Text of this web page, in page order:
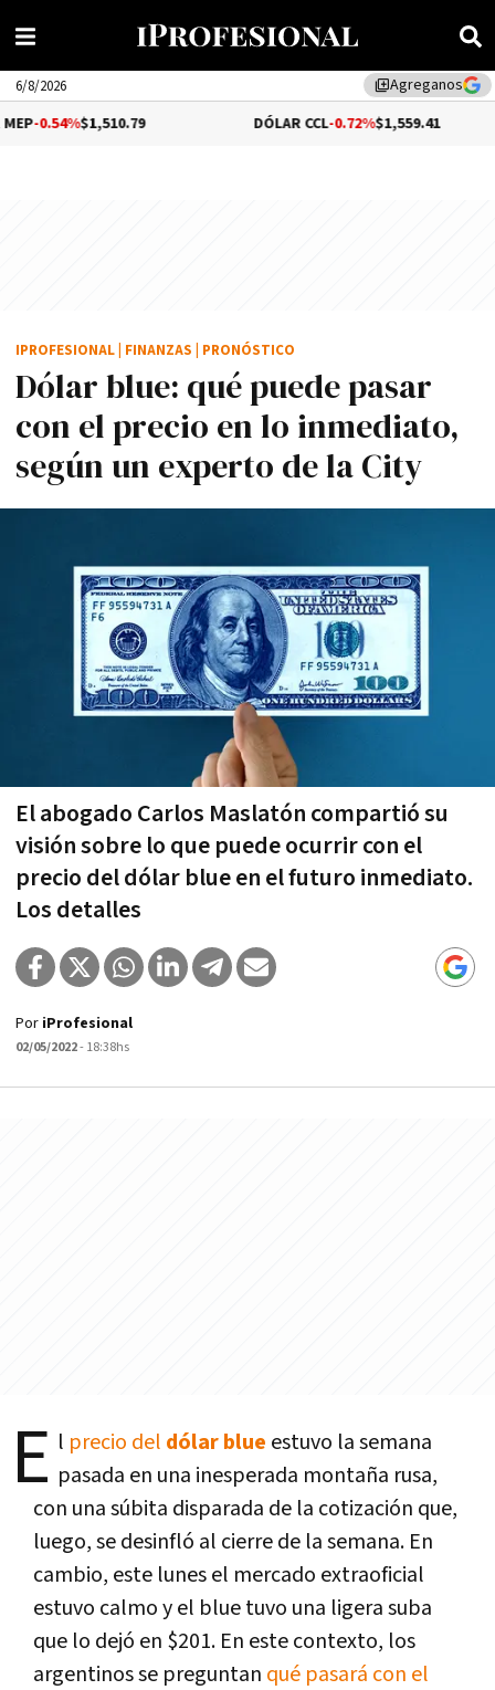
library_addAgreganos
6/8/2026
-0.72%$1,559.41
Dólar blue: qué puede pasar
con el precio en lo inmediato,
según un experto de la City
El abogado Carlos Maslatón compartió su
visión sobre lo que puede ocurrir con el
precio del dólar blue en el futuro inmediato.
Los detalles
IPROFESIONAL FINANZAS PRONÓSTICO
Por iProfesional
02/05/2022- 18:38hs
E l precio del dólar blue estuvo la semana
pasada en una inesperada montaña rusa,
con una súbita disparada de la cotización que,
luego, se desinfló al cierre de la semana. En
cambio, este lunes el mercado extraoficial
estuvo calmo y el blue tuvo una ligera suba
que lo dejó en $201. En este contexto, los
argentinos se preguntan qué pasará con el